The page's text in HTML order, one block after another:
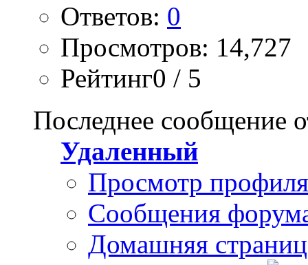
Ответов: 0
Просмотров: 14,727
Рейтинг0 / 5
Последнее сообщение
Удаленный
Просмотр профиля
Сообщения
Домашняя